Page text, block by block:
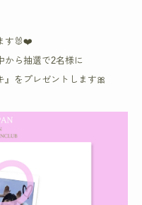
す🐰❤️
から抽選で2名様に
』をプレゼントします🎀